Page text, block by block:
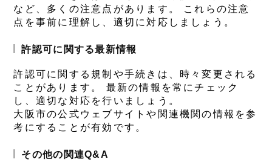
など、多くの注意点があります。 これらの注意
点を事前に理解し、適切に対応しましょう。
許認可に関する最新情報
許認可に関する規制や手続きは、時々変更される
ことがあります。 最新の情報を常にチェック
し、適切な対応を行いましょう。
大阪市の公式ウェブサイトや関連機関の情報を参
考にすることが有効です。
その他の関連Q&A